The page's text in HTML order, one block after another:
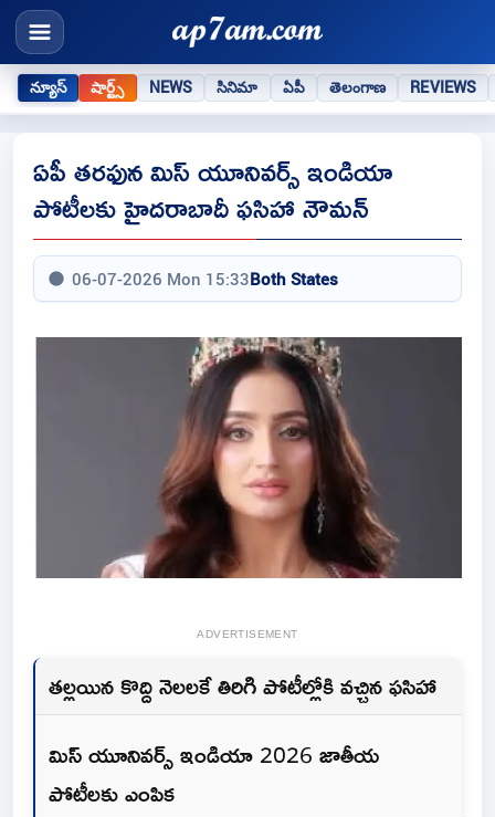
న్యూస్ షార్ట్స్ NEWS సినిమా ఏపీ తెలంగాణ REVIEWS
ఏపీ తరఫున మిస్ యూనివర్స్ ఇండియా
పోటీలకు హైదరాబాదీ ఫసిహా నౌమన్
06-07-2026 Mon 15:33Both States
ADVERTISEMENT
తల్లయిన కొద్ది నెలలకే తిరిగి పోటీల్లోకి వచ్చిన ఫసిహా
మిస్ యూనివర్స్ ఇండియా 2026 జాతీయ
పోటీలకు ఎంపిక